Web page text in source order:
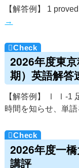
【解答例】 1
→
2026年度東
期）英語解答
【解答例】 Ⅰ Ⅰ-1
時間を知らせ、単
2026年度一
講評